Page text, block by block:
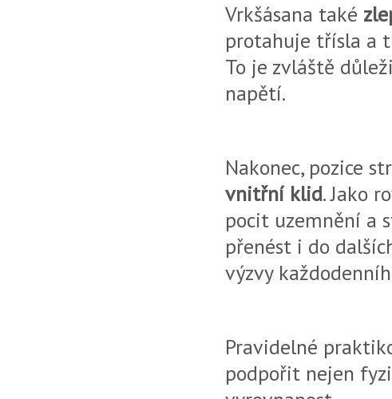
Vrkšásana také
protahuje třísla a
To je zvláště
napětí.
Nakonec, pozice
vnitřní klid. Jako
pocit uzemnění a
přenést i do
výzvy
Pravidelné
podpořit nejen